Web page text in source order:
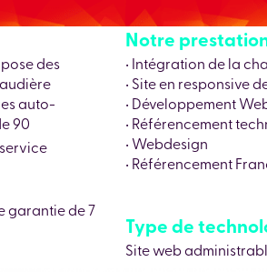
des
auto-
90
garantie de 7
Notre
• Intégration de la
• Site en responsive
• Développement
• Référencement
• Webdesign
• Référencement
Type de
Site web